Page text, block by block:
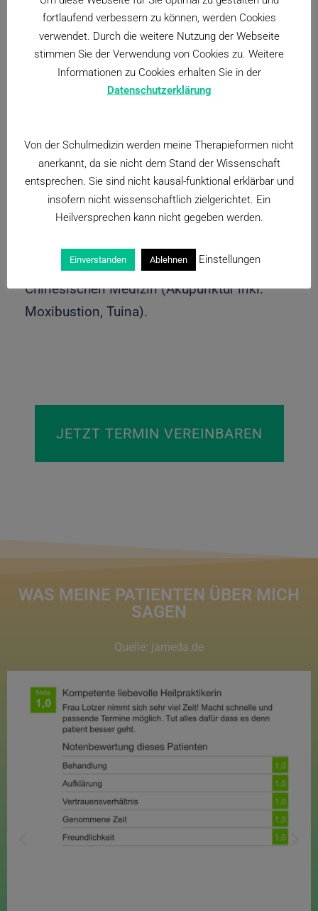
Krankengymnastik während der vorwiegend
steifen Krankheitsphase. In dieser Phase
sind auch eine Narkosemobilisation, dh
Bewegung der Schulter über die Steifigkeit
arthroskopische Inzision der Gelenkkapsel
hilfreich
Mein naturheilkundliches Angebot besteht
aus der Ordnungstherapie mit der
der Phytotherapie sowie der Traditionellen
Chinesischen Medizin (Akupunktur inkl.
Moxibustion, Tuina).
JETZT TERMIN VEREINBAREN
WAS MEINE PATIENTEN ÜBER MICH
SAGEN
Quelle: jameda.de
fortlaufend verbessern zu können, werden Cookies
verwendet. Durch die weitere Nutzung der Webseite
stimmen Sie der Verwendung von Cookies zu. Weitere
Informationen zu Cookies erhalten Sie in der
Datenschutzerklärung
Von der Schulmedizin werden meine Therapieformen nicht
anerkannt, da sie nicht dem Stand der Wissenschaft
entsprechen. Sie sind nicht kausal-funktional erklärbar und
insofern nicht wissenschaftlich zielgerichtet. Ein
Heilversprechen kann nicht gegeben werden.
Einverstanden Ablehnen Einstellungen